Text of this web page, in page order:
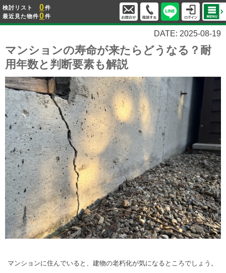
検討リスト 0件
最近見た物件0件
DATE: 2025-08-19
マンションの寿命が来たらどうなる？耐
用年数と判断要素も解説
マンションに住んでいると、建物の老朽化が気になるところでしょう。